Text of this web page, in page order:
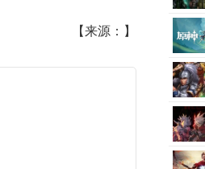
【来源：】